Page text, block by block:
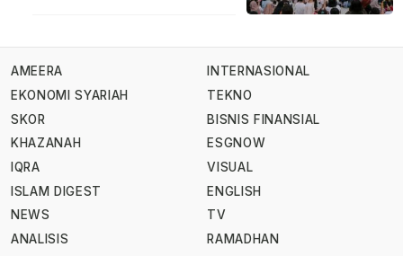
AMEERA
EKONOMI SYARIAH
SKOR
KHAZANAH
IQRA
ISLAM DIGEST
NEWS
ANALISIS
INTERNASIONAL
TEKNO
BISNIS FINANSIAL
ESGNOW
VISUAL
ENGLISH
TV
RAMADHAN